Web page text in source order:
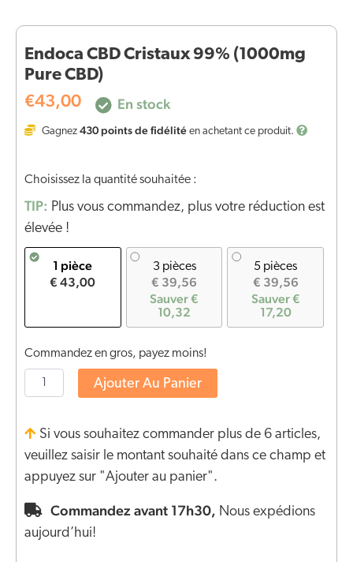
Endoca CBD Cristaux 99% (1000mg
Pure CBD)
€43,00 En stock
Gagnez 430points de fidélité en achetant ce produit.
Choisissez la quantité souhaitée :
TIP: Plus vous commandez, plus votre réduction est
élevée !
1 pièce
€ 43,00
3 pièces
€ 39,56
Sauver €
10,32
5 pièces
€ 39,56
Sauver €
17,20
Commandez en gros, payez moins!
Ajouter Au Panier
Si vous souhaitez commander plus de 6 articles,
veuillez saisir le montant souhaité dans ce champ et
appuyez sur "Ajouter au panier".
Commandez avant 17h30, Nous expédions
aujourd’hui!